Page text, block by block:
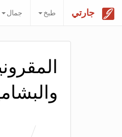
جارتي طبخ جمال